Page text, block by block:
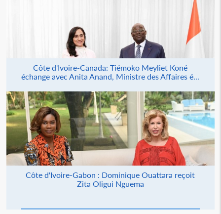
Côte d'Ivoire-Canada: Tiémoko Meyliet Koné
échange avec Anita Anand, Ministre des Affaires é...
Côte d'Ivoire-Gabon : Dominique Ouattara reçoit
Zita Oligui Nguema